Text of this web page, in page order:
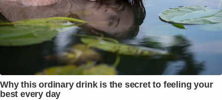
Why this ordinary drink is the secret to feeling your
best every day